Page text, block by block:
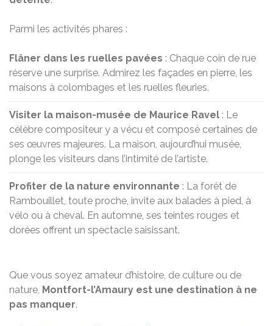
Parmi les activités phares :
Flâner dans les ruelles pavées : Chaque coin de rue
réserve une surprise. Admirez les façades en pierre, les
maisons à colombages et les ruelles fleuries.
Visiter la maison-musée de Maurice Ravel : Le
célèbre compositeur y a vécu et composé certaines de
ses œuvres majeures. La maison, aujourd’hui musée,
plonge les visiteurs dans l’intimité de l’artiste.
Profiter de la nature environnante : La forêt de
Rambouillet, toute proche, invite aux balades à pied, à
vélo ou à cheval. En automne, ses teintes rouges et
dorées offrent un spectacle saisissant.
Que vous soyez amateur d’histoire, de culture ou de
nature, Montfort-l’Amaury est une destination à ne
pas manquer.